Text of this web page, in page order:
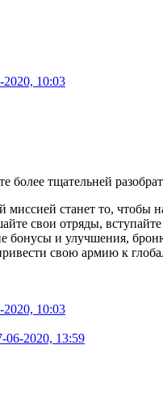
2020, 10:03
тщательней
миссией станет то,
свои отряды,
и улучшения,
свою армию к
2020, 10:03
06-2020, 13:59